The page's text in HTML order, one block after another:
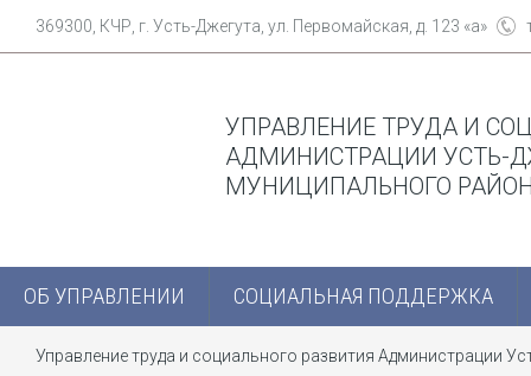
369300, КЧР, г. Усть-Джегута, ул. Первомайская, д. 123 «а»
УПРАВЛЕНИЕ ТРУДА И
АДМИНИСТРАЦИИ УСТЬ-
МУНИЦИПАЛЬНОГО
ОБ УПРАВЛЕНИИ СОЦИАЛЬНАЯ ПОДДЕРЖКА
Управление труда и социального развития Администрации